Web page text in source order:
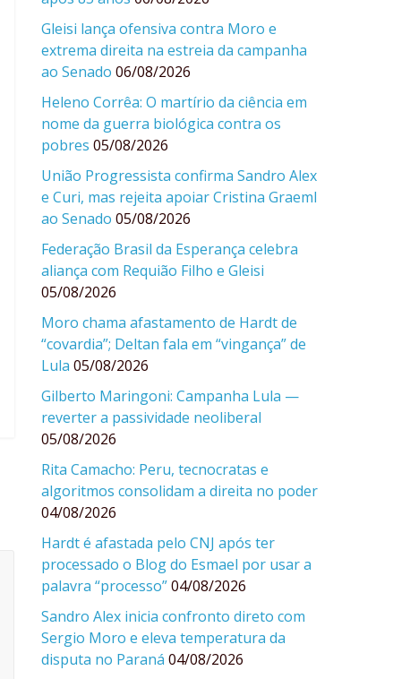
Gleisi lança ofensiva contra Moro e
extrema direita na estreia da campanha
ao Senado 06/08/2026
Heleno Corrêa: O martírio da ciência em
nome da guerra biológica contra os
pobres 05/08/2026
União Progressista confirma Sandro Alex
e Curi, mas rejeita apoiar Cristina Graeml
ao Senado 05/08/2026
Federação Brasil da Esperança celebra
aliança com Requião Filho e Gleisi
05/08/2026
Moro chama afastamento de Hardt de
“covardia”; Deltan fala em “vingança” de
Lula 05/08/2026
Gilberto Maringoni: Campanha Lula —
reverter a passividade neoliberal
05/08/2026
Rita Camacho: Peru, tecnocratas e
algoritmos consolidam a direita no poder
04/08/2026
Hardt é afastada pelo CNJ após ter
processado o Blog do Esmael por usar a
palavra “processo”04/08/2026
Sandro Alex inicia confronto direto com
Sergio Moro e eleva temperatura da
disputa no Paraná 04/08/2026